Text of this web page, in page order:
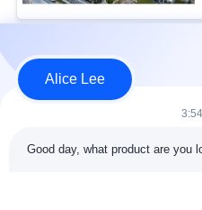
Beliebte
Stahlkonstruktionsbau
Alice Lee
Good day, what product are you